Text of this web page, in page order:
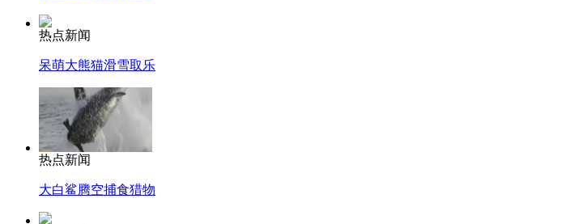
热点新闻
呆萌大熊猫滑雪取乐
热点新闻
大白鲨腾空捕食猎物